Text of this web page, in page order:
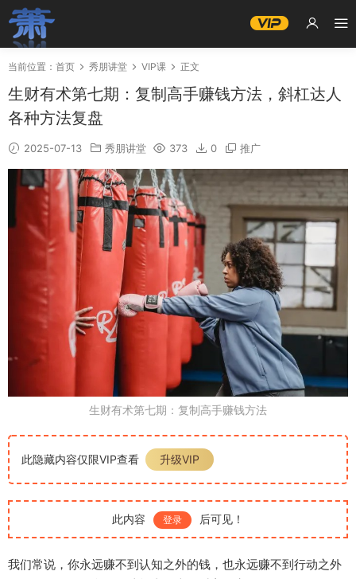
当前位置： 首页 秀朋讲堂 VIP课 正文
生财有术第七期：复制高手赚钱方法，斜杠达人
各种方法复盘
2025-07-13 秀朋讲堂 373 0 推广
生财有术第七期：复制高手赚钱方法
此隐藏内容仅限VIP查看 升级VIP
此内容 登录 后可见！
我们常说，你永远赚不到认知之外的钱，也永远赚不到行动之外